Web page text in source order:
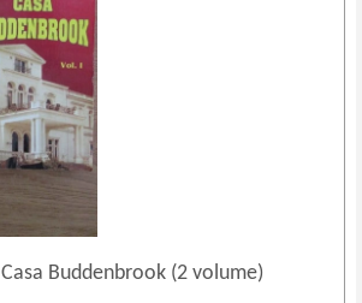
Casa Buddenbrook (2 volume)